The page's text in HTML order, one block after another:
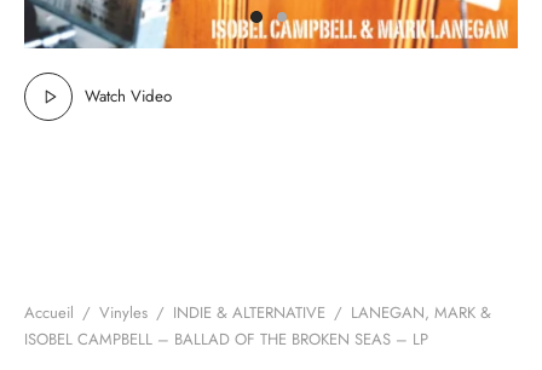
Watch Video
Accueil / Vinyles / INDIE & ALTERNATIVE / LANEGAN, MARK &
ISOBEL CAMPBELL – BALLAD OF THE BROKEN SEAS – LP
Phono
Casques
& MINIMALISTE
NEW WAVE
& RAP FRANCAIS
2026
DU 30/10/2026
SKA